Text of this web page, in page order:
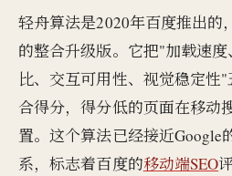
轻舟算法是2020年百度推出的
的整合升级版。它把"加载速
比、交互可用性、视觉稳定性
合得分，得分低的页面在移动
置。这个算法已经接近Google
系，标志着百度的移动端SEO